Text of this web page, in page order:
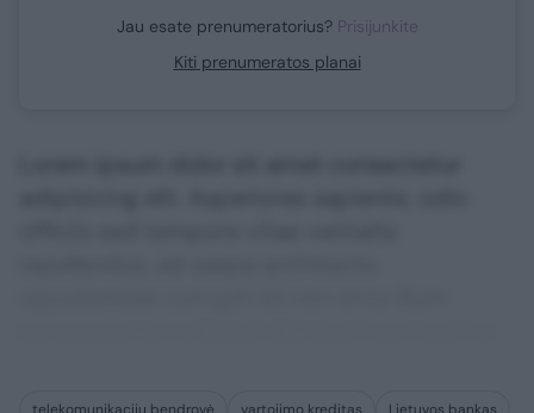
Jau esate prenumeratorius? Prisijunkite
Kiti prenumeratos planai